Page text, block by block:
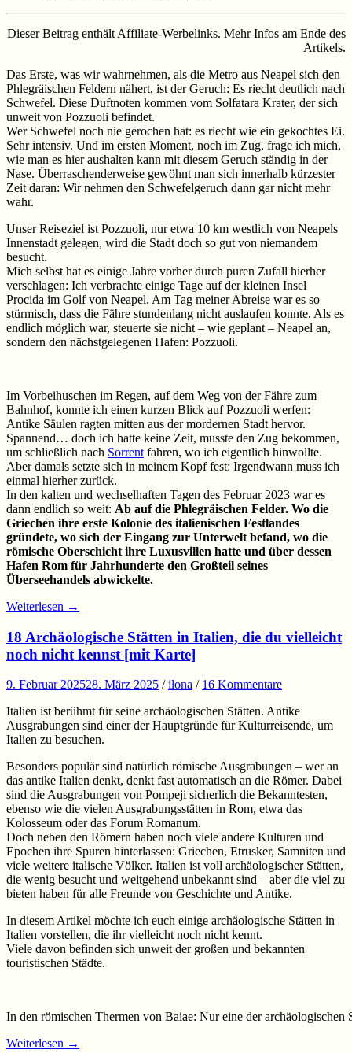
Dieser Beitrag enthält Affiliate-Werbelinks. Mehr Infos am Ende des
Artikels.
Das Erste, was wir wahrnehmen, als die Metro aus Neapel sich den
Phlegräischen Feldern nähert, ist der Geruch: Es riecht deutlich nach
Schwefel. Diese Duftnoten kommen vom Solfatara Krater, der sich
unweit von Pozzuoli befindet.
Wer Schwefel noch nie gerochen hat: es riecht wie ein gekochtes Ei.
Sehr intensiv. Und im ersten Moment, noch im Zug, frage ich mich,
wie man es hier aushalten kann mit diesem Geruch ständig in der
Nase. Überraschenderweise gewöhnt man sich innerhalb kürzester
Zeit daran: Wir nehmen den Schwefelgeruch dann gar nicht mehr
wahr.
Unser Reiseziel ist Pozzuoli, nur etwa 10 km westlich von Neapels
Innenstadt gelegen, wird die Stadt doch so gut von niemandem
besucht.
Mich selbst hat es einige Jahre vorher durch puren Zufall hierher
verschlagen: Ich verbrachte einige Tage auf der kleinen Insel
Procida im Golf von Neapel. Am Tag meiner Abreise war es so
stürmisch, dass die Fähre stundenlang nicht auslaufen konnte. Als es
endlich möglich war, steuerte sie nicht – wie geplant – Neapel an,
sondern den nächstgelegenen Hafen: Pozzuoli.
Im Vorbeihuschen im Regen, auf dem Weg von der Fähre zum
Bahnhof, konnte ich einen kurzen Blick auf Pozzuoli werfen:
Antike Säulen ragten mitten aus der mordernen Stadt hervor.
Spannend… doch ich hatte keine Zeit, musste den Zug bekommen,
um schließlich nach Sorrent fahren, wo ich eigentlich hinwollte.
Aber damals setzte sich in meinem Kopf fest: Irgendwann muss ich
einmal hierher zurück.
In den kalten und wechselhaften Tagen des Februar 2023 war es
dann endlich so weit: Ab auf die Phlegräischen Felder. Wo die
Griechen ihre erste Kolonie des italienischen Festlandes
gründete, wo sich der Eingang zur Unterwelt befand, wo die
römische Oberschicht ihre Luxusvillen hatte und über dessen
Hafen Rom für Jahrhunderte den Großteil seines
Überseehandels abwickelte.
Weiterlesen →
18 Archäologische Stätten in Italien, die du vielleicht
noch nicht kennst [mit Karte]
9. Februar 202528. März 2025 /ilona / 16 Kommentare
Italien ist berühmt für seine archäologischen Stätten. Antike
Ausgrabungen sind einer der Hauptgründe für Kulturreisende, um
Italien zu besuchen.
Besonders populär sind natürlich römische Ausgrabungen – wer an
das antike Italien denkt, denkt fast automatisch an die Römer. Dabei
sind die Ausgrabungen von Pompeji sicherlich die Bekanntesten,
ebenso wie die vielen Ausgrabungsstätten in Rom, etwa das
Kolosseum oder das Forum Romanum.
Doch neben den Römern haben noch viele andere Kulturen und
Epochen ihre Spuren hinterlassen: Griechen, Etrusker, Samniten und
viele weitere italische Völker. Italien ist voll archäologischer Stätten,
die wenig besucht und weitgehend unbekannt sind – aber die viel zu
bieten haben für alle Freunde von Geschichte und Antike.
In diesem Artikel möchte ich euch einige archäologische Stätten in
Italien vorstellen, die ihr vielleicht noch nicht kennt.
Viele davon befinden sich unweit der großen und bekannten
touristischen Städte.
In den römischen Thermen von Baiae: Nur eine der
Weiterlesen →